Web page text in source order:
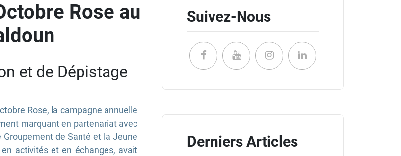
Rose au
et de Dépistage
Rose, la campagne annuelle
marquant en partenariat avec
Groupement de Santé et la Jeune
activités et en échanges, avait
Suivez-Nous
Derniers Articles